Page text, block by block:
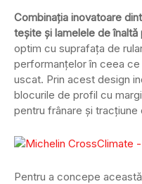
Combinaţia inovatoare
teșite și lamelele de
optim cu suprafața de
performanțelor în ceea
uscat. Prin acest design
blocurile de profil cu
pentru frânare și
Pentru a concepe